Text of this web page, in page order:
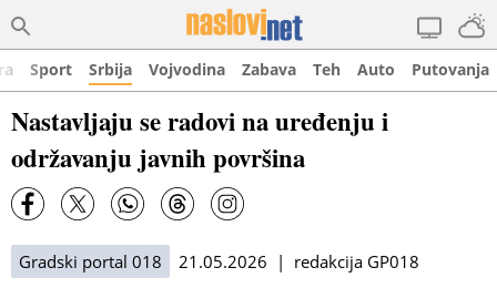
Sport Srbija Vojvodina Zabava Teh Auto Putovanja
Nastavljaju se radovi na uređenju i
održavanju javnih površina
Gradski portal 018 21.05.2026 | redakcija GP018